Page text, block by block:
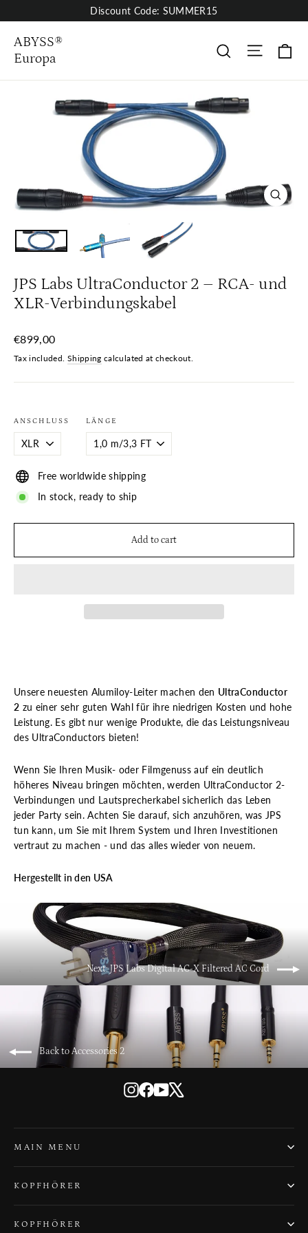
to
content
Discount Code: SUMMER15
ABYSS®
Europa
Suche Site
Close
JPS Labs UltraConductor 2 – RCA- und
XLR-Verbindungskabel
Regular
€899,00
Tax included. Shipping calculated at checkout.
ANSCHLUSS LÄNGE
Free worldwide shipping
In stock, ready to ship
Add to cart
Unsere neuesten Alumiloy-Leiter machen den UltraConductor
2 zu einer sehr guten Wahl für ihre niedrigen Kosten und hohe
Leistung. Es gibt nur wenige Produkte, die das Leistungsniveau
des UltraConductors bieten!
Wenn Sie Ihren Musik- oder Filmgenuss auf ein deutlich
höheres Niveau bringen möchten, werden UltraConductor 2-
Verbindungen und Lautsprecherkabel sicherlich das Leben
jeder Party sein. Achten Sie darauf, sich anzuhören, was JPS
tun kann, um Sie mit Ihrem System und Ihren Investitionen
vertraut zu machen - und das alles wieder von neuem.
Hergestellt in den USA
Next: JPS Labs Digital AC-X Filtered AC Cord
Back to Accessories 2
Instagram
Facebook
YouTube
MAIN MENU
KOPFHÖRER
KOPFHÖRER